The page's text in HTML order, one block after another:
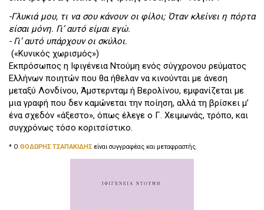
-Γλυκιά μου, τι να σου κάνουν οι φίλοι; Όταν κλείνει η πόρτα
είσαι μόνη. Γι’ αυτό είμαι εγώ.
- Γι’ αυτό υπάρχουν οι σκύλοι.
(«Κυνικός χωρισμός»)
Εκπρόσωπος η Ιφιγένεια Ντούμη ενός σύγχρονου ρεύματος
Ελλήνων ποιητών που θα ήθελαν να κινούνται με άνεση
μεταξύ Λονδίνου, Άμστερνταμ ή Βερολίνου, εμφανίζεται με
μια γραφή που δεν καμώνεται την ποίηση, αλλά τη βρίσκει μ’
ένα σχεδόν «άξεστο», όπως έλεγε ο Γ. Χειμωνάς, τρόπο, και
συγχρόνως τόσο κοριτσίστικο.
* Ο ΘΟΔΩΡΗΣ ΤΣΑΠΑΚΙΔΗΣ είναι συγγραφέας και μεταφραστής.